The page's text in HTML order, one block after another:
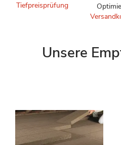
Tiefpreisprüfung
Unsere